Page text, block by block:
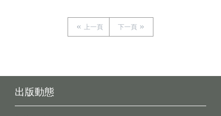
上一頁 下一頁
出版動態